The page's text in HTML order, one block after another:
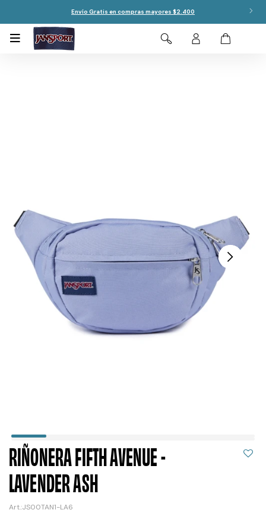
Envío Gratis en compras mayores $2.400

RIÑONERA FIFTH AVENUE -
LAVENDER ASH
JS00TAN1-LA6